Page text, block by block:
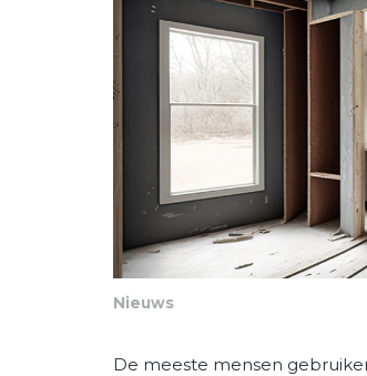
Nieuws
De meeste mensen